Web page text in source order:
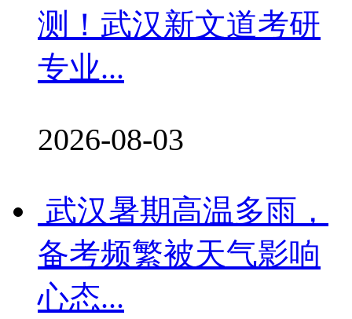
测！武汉新文道考研
专业...
2026-08-03
武汉暑期高温多雨，
备考频繁被天气影响
心态...